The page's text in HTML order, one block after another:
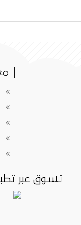
تسوق عبر